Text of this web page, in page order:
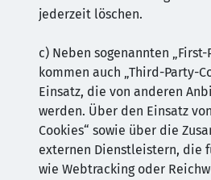
jederzeit löschen.
c) Neben sogenannten „First-
kommen auch „Third-Party-
Einsatz, die von anderen
werden. Über den Einsatz
Cookies“ sowie über die
externen Dienstleistern, die
wie Webtracking oder